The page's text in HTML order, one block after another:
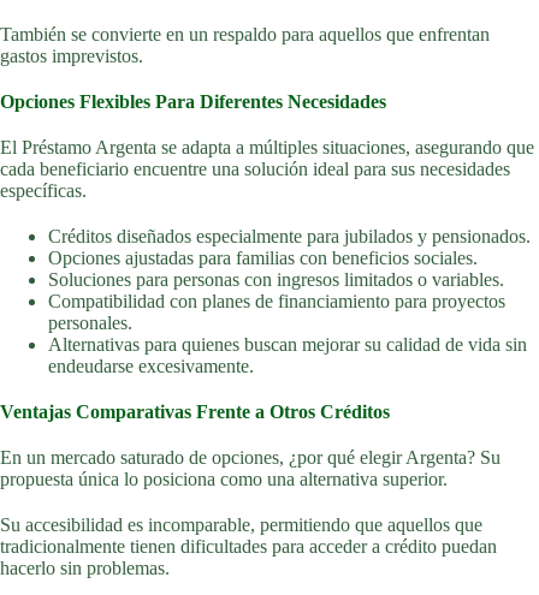
También se convierte en un respaldo para aquellos que enfrentan
gastos imprevistos.
Opciones Flexibles Para Diferentes Necesidades
El Préstamo Argenta se adapta a múltiples situaciones, asegurando que
cada beneficiario encuentre una solución ideal para sus necesidades
específicas.
Créditos diseñados especialmente para jubilados y pensionados.
Opciones ajustadas para familias con beneficios sociales.
Soluciones para personas con ingresos limitados o variables.
Compatibilidad con planes de financiamiento para proyectos
personales.
Alternativas para quienes buscan mejorar su calidad de vida sin
endeudarse excesivamente.
Ventajas Comparativas Frente a Otros Créditos
En un mercado saturado de opciones, ¿por qué elegir Argenta? Su
propuesta única lo posiciona como una alternativa superior.
Su accesibilidad es incomparable, permitiendo que aquellos que
tradicionalmente tienen dificultades para acceder a crédito puedan
hacerlo sin problemas.